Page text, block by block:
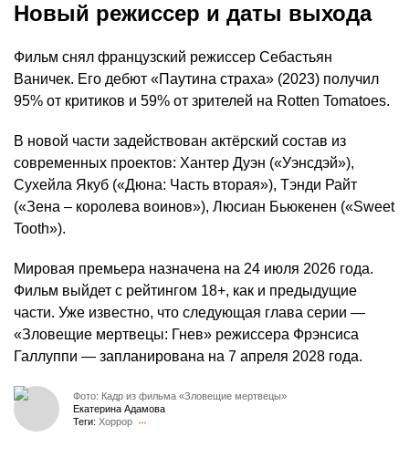
Новый режиссер и даты выхода
Фильм снял французский режиссер Себастьян
Ваничек. Его дебют «Паутина страха» (2023) получил
95% от критиков и 59% от зрителей на Rotten Tomatoes.
В новой части задействован актёрский состав из
современных проектов: Хантер Дуэн («Уэнсдэй»),
Сухейла Якуб («Дюна: Часть вторая»), Тэнди Райт
(«Зена – королева воинов»), Люсиан Бьюкенен («Sweet
Tooth»).
Мировая премьера назначена на 24 июля 2026 года.
Фильм выйдет с рейтингом 18+, как и предыдущие
части. Уже известно, что следующая глава серии —
«Зловещие мертвецы: Гнев» режиссера Фрэнсиса
Галлуппи — запланирована на 7 апреля 2028 года.
Фото: Кадр из фильма «Зловещие мертвецы»
Екатерина Адамова
Теги: Хоррор